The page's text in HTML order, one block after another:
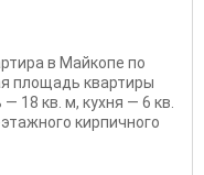
в Майкопе по
площадь квартиры
18 кв. м, кухня — 6 кв.
кирпичного